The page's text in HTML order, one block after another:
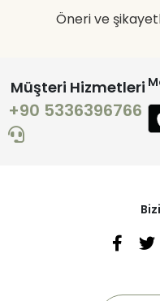
Öneri ve
Müşteri Hizmetleri
+90 5336396766